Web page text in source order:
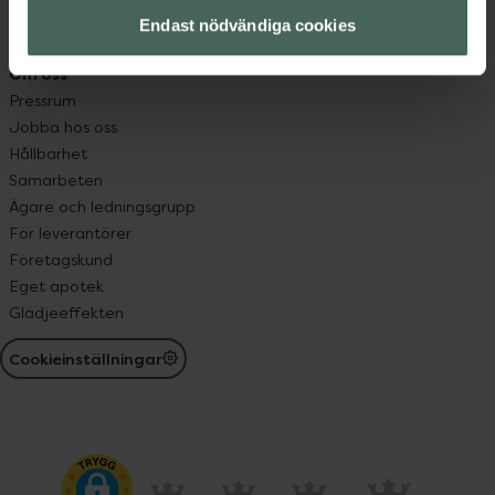
Endast nödvändiga cookies
Elektroniskt expertstöd, EES
Om oss
Pressrum
Jobba hos oss
Hållbarhet
Samarbeten
Ägare och ledningsgrupp
För leverantörer
Företagskund
Eget apotek
Glädjeeffekten
Cookieinställningar